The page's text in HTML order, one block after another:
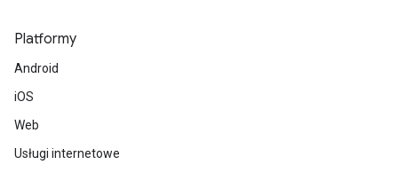
Platformy
Android
iOS
Web
Usługi internetowe